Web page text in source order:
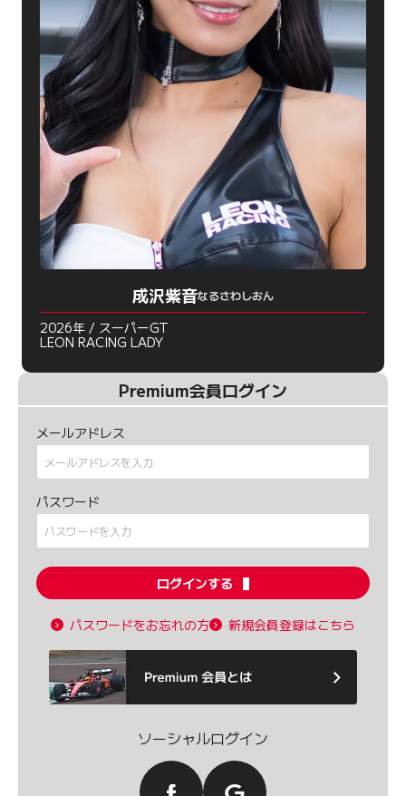
成沢紫音なるさわしおん
2026年 / スーパーGT
LEON RACING LADY
Premium会員ログイン
メールアドレス
パスワード
ログインする
パスワードをお忘れの方 新規会員登録はこちら
ソーシャルログイン